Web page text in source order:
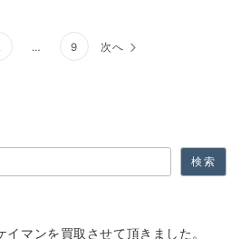
… 9 次へ
検索
イマンを買取させて頂きました。